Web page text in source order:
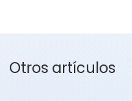
Otros artículos